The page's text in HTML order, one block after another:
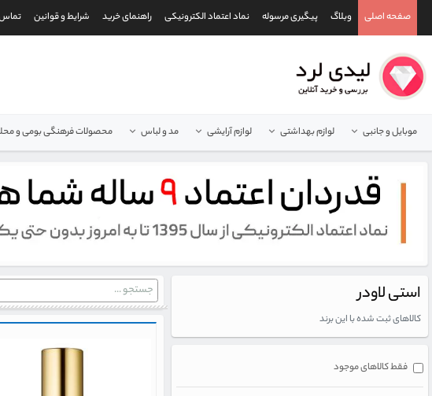
صفحه اصلی وبلاگ پیگیری مرسوله نماد اعتماد الکترونیکی راهنمای خرید شرایط و قوانین تماس
موبایل و جانبی لوازم بهداشتی لوازم آرایشی مد و لباس محصولات فرهنگی بومی و
استی لاودر
کالاهای ثبت شده با این برند
فقط کالاهای موجود